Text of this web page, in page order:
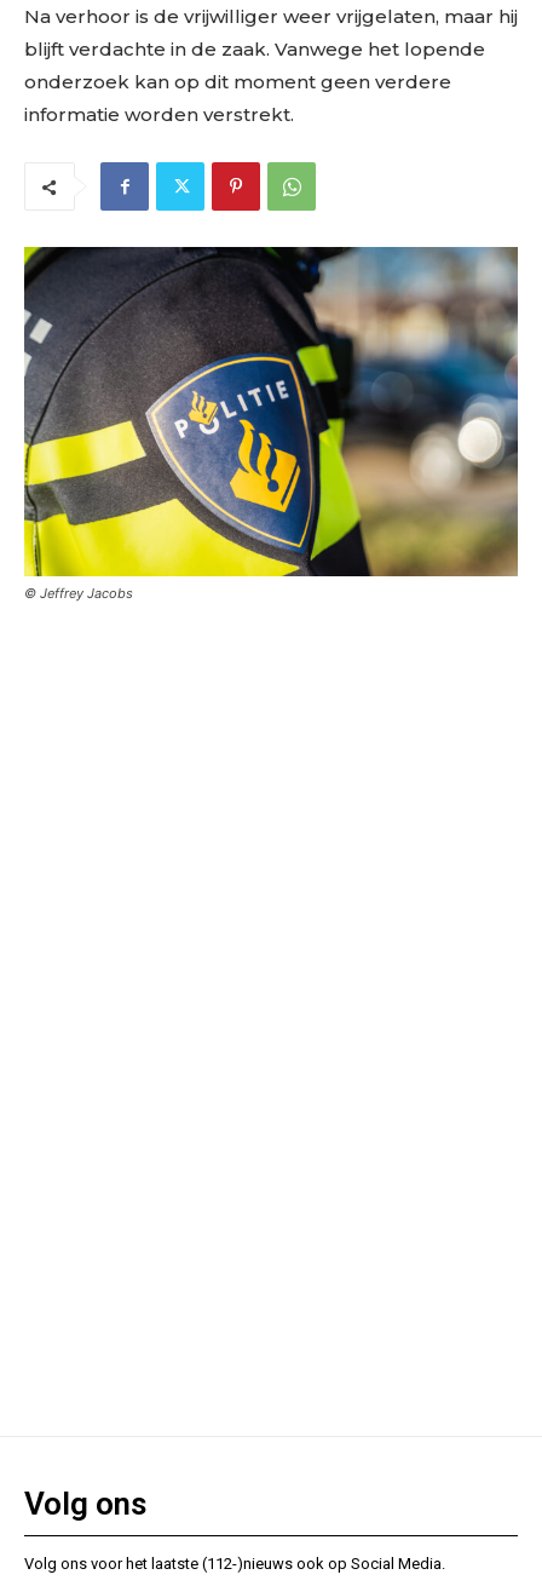
Na verhoor is de vrijwilliger weer vrijgelaten, maar hij
blijft verdachte in de zaak. Vanwege het lopende
onderzoek kan op dit moment geen verdere
informatie worden verstrekt.
© Jeffrey Jacobs
Volg ons
Volg ons voor het laatste (112-)nieuws ook op Social Media.